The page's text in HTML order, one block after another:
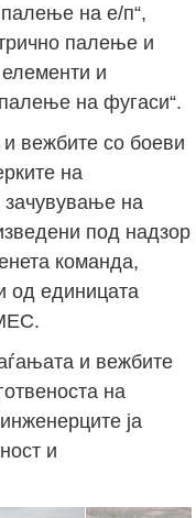
на е/п“,
палење и
и
на фугаси“.
вежбите со боеви
на
зачувување на
под надзор
команда,
од единицата
и вежбите
на
ја
и